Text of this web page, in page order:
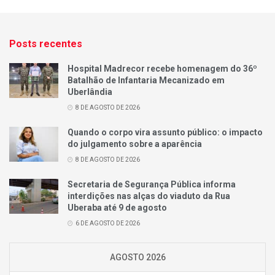
Posts recentes
Hospital Madrecor recebe homenagem do 36º
Batalhão de Infantaria Mecanizado em
Uberlândia
8 DE AGOSTO DE 2026
Quando o corpo vira assunto público: o impacto
do julgamento sobre a aparência
8 DE AGOSTO DE 2026
Secretaria de Segurança Pública informa
interdições nas alças do viaduto da Rua
Uberaba até 9 de agosto
6 DE AGOSTO DE 2026
AGOSTO 2026